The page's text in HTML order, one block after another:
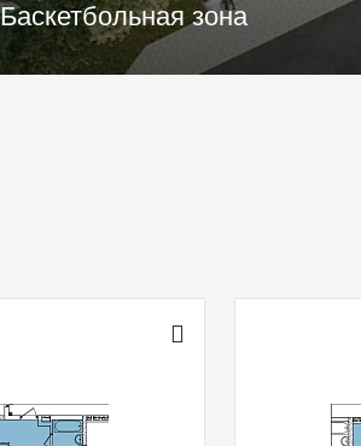
Транспортная доступность